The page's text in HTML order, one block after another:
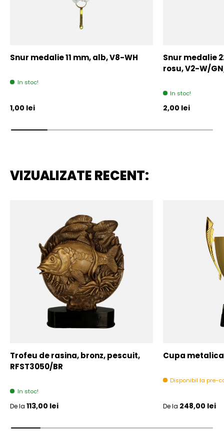
Snur medalie 11 mm, alb, V8-WH
In stoc!
Pret initial
1,00 lei
Snur medalie
rosu, V2-W/
In stoc!
Pret initial
2,00 lei
VIZUALIZATE RECENT:
Trofeu de rasina, bronz, pescuit,
RFST3050/BR
In stoc!
Pret initial
De la 113,00 lei
Cupa
Disponibil la pre-
Pret initial
De la 248,00 lei